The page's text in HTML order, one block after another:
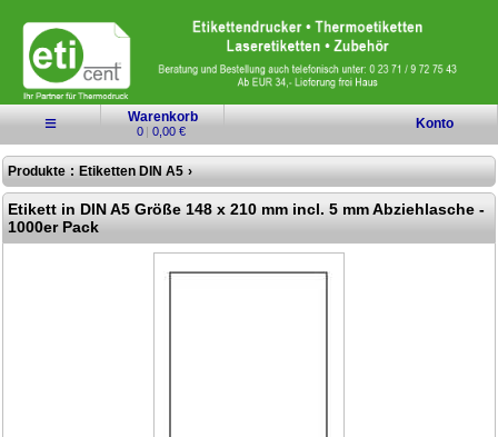
≡ Warenkorb
0 | 0,00 € Konto
Produkte : Etiketten DIN A5 ›
Etikett in DIN A5 Größe 148 x 210 mm incl. 5 mm Abziehlasche -
1000er Pack